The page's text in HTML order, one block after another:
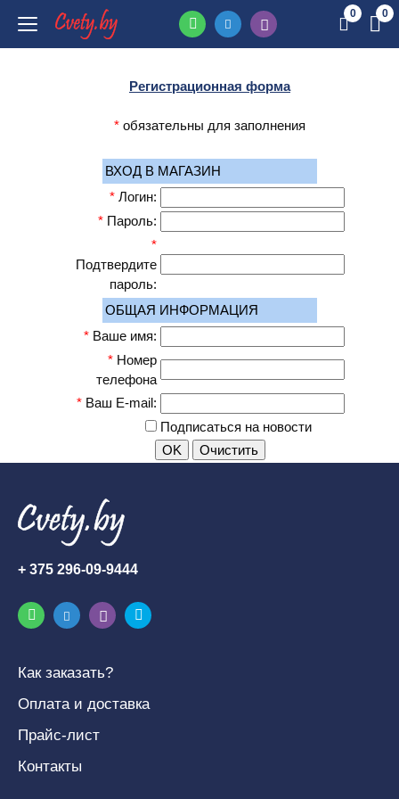
0 0
Регистрационная форма
* обязательны для заполнения
ВХОД В МАГАЗИН
*Логин:
*Пароль:
*
Подтвердите
пароль:
ОБЩАЯ ИНФОРМАЦИЯ
*Ваше имя:
*Номер
телефона
*Ваш E-mail:
Подписаться на новости
Как заказать?
Оплата и доставка
Прайс-лист
Контакты
+ 375 296-09-9444